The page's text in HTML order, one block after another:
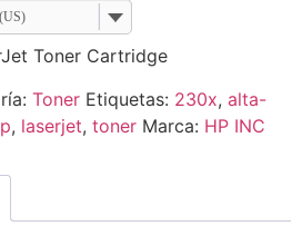
Toner Cartridge
Toner Etiquetas: 230x, alta-
, laserjet, toner Marca: HP INC